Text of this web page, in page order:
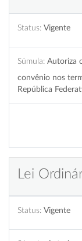
Status: Vigente
Súmula: Autoriza
convênio nos
República
Lei
Status: Vigente